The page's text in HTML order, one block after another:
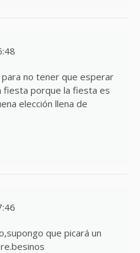
no tener que esperar
fiesta porque la fiesta es
elección llena de
que picará un